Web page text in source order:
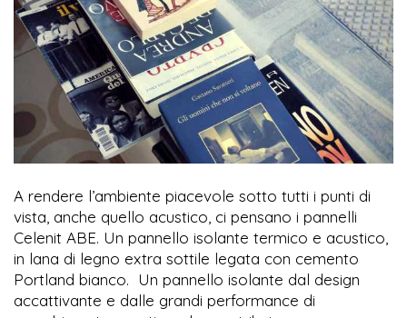
A rendere l’ambiente piacevole sotto tutti i punti di
vista, anche quello acustico, ci pensano i pannelli
Celenit ABE. Un pannello isolante termico e acustico,
in lana di legno extra sottile legata con cemento
Portland bianco. Un pannello isolante dal design
accattivante e dalle grandi performance di